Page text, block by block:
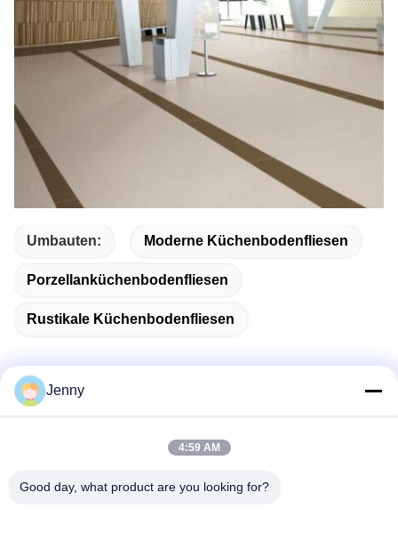
Umbauten: Moderne Küchenbodenfliesen
Porzellanküchenbodenfliesen
Rustikale Küchenbodenfliesen
2 Stock 11, Nordbezirk 4 Block, Hua Yi International Expo
Jenny
4:59 AM
Good day, what product are you looking for?